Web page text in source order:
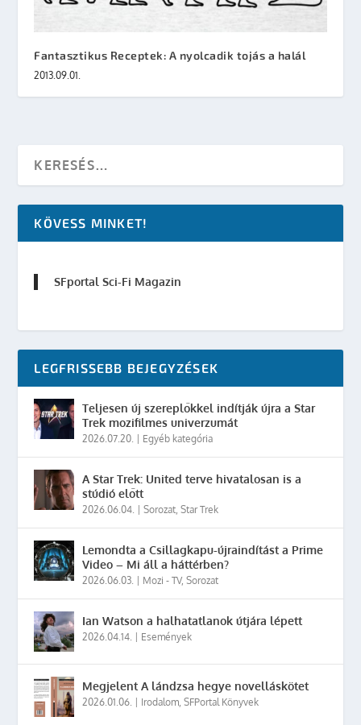
Fantasztikus Receptek: A nyolcadik tojás a halál
2013.09.01.
KÖVESS MINKET!
SFportal Sci-Fi Magazin
LEGFRISSEBB BEJEGYZÉSEK
Teljesen új szereplőkkel indítják újra a Star
Trek mozifilmes univerzumát
2026.07.20. Egyéb kategória
A Star Trek: United terve hivatalosan is a
stúdió előtt
2026.06.04. |Sorozat ,Star Trek
Lemondta a Csillagkapu-újraindítást a Prime
Video – Mi áll a háttérben?
2026.06.03. Mozi - TV,Sorozat
Ian Watson a halhatatlanok útjára lépett
2026.04.14. Események
Megjelent A lándzsa hegye novelláskötet
2026.01.06. Irodalom ,SFPortal Könyvek